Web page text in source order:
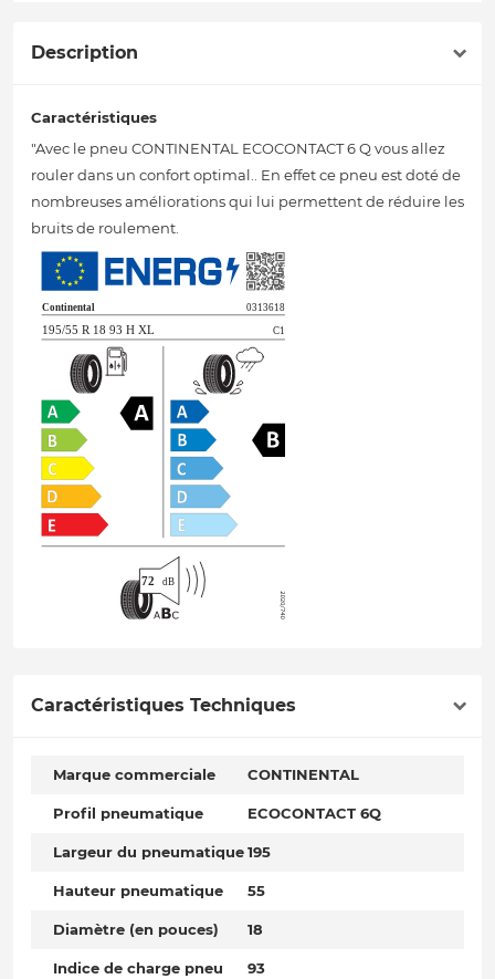
Description
Caractéristiques
"Avec le pneu CONTINENTAL ECOCONTACT 6 Q vous allez
rouler dans un confort optimal.. En effet ce pneu est doté de
nombreuses améliorations qui lui permettent de réduire les
bruits de roulement.
Caractéristiques Techniques
Marque commerciale CONTINENTAL
Profil pneumatique ECOCONTACT 6Q
Largeur du pneumatique195
Hauteur pneumatique 55
Diamètre (en pouces) 18
Indice de charge pneu 93